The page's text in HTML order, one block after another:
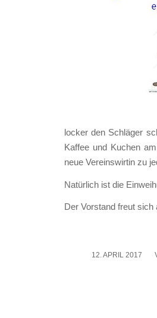
locker den Schlä­ger
Kaf­fee und Kuchen
neue Ver­eins­wir­tin zu
Natür­lich ist die
Der Vor­stand freut sich
12. APRIL 2017
/